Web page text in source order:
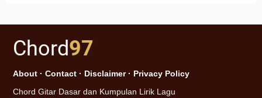
Chord97
About · Contact · Disclaimer· Privacy Policy
Chord Gitar Dasar dan Kumpulan Lirik Lagu